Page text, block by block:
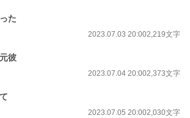
位)
位)
た
2023.07.03 20:002,219文字
彼
2023.07.04 20:002,373文字
2023.07.05 20:002,030文字